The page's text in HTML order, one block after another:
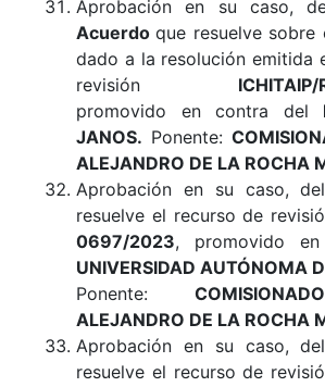
Aprobación en su caso,
Acuerdoque resuelve sobre
dado a la resolución emitida
revisión ICHITAIP/
promovido en contra del
JANOS. Ponente:
ALEJANDRO DE LA ROCHA
Aprobación en su caso,
resuelve el recurso de
0697/2023, promovido
UNIVERSIDAD AUTÓNOMA
Ponente:
ALEJANDRO DE LA ROCHA
Aprobación en su caso,
resuelve el recurso de